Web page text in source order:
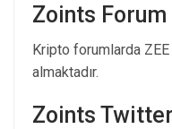
Zoints Forum
Kripto forumlarda
almaktadır.
Zoints